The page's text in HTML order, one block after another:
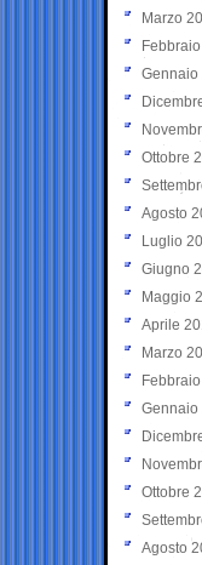
Marzo
Gennaio
Ottobre
Agosto
Luglio
Giugno
Maggio
Aprile
Marzo
Gennaio
Ottobre
Agosto